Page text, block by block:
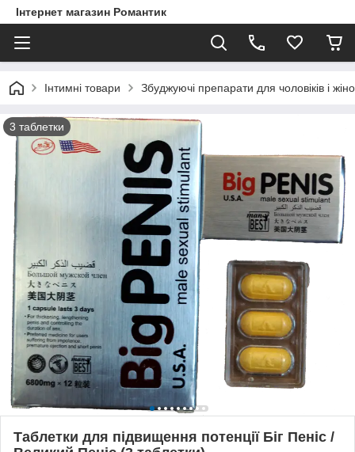
Інтернет магазин Романтик
Інтимні товари Збуджуючі препарати для чоловіків і
3 таблетки
Таблетки для підвищення потенції Біг Пеніс /